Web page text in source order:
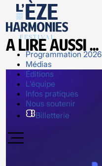
Programmation 2026
Médias
Éditions
L’équipe
Infos pratiques
Nous soutenir
Billetterie
A lire aussi ...